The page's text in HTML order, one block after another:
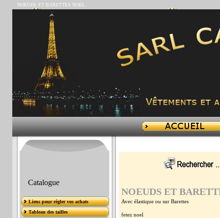
NOEUDS ET BARETTES NOEL
Catalogue
Liens pour régler vos achats
Tableau des tailles
NOEUDS ET
Avec élastique ou sur Barettes
fetez noel